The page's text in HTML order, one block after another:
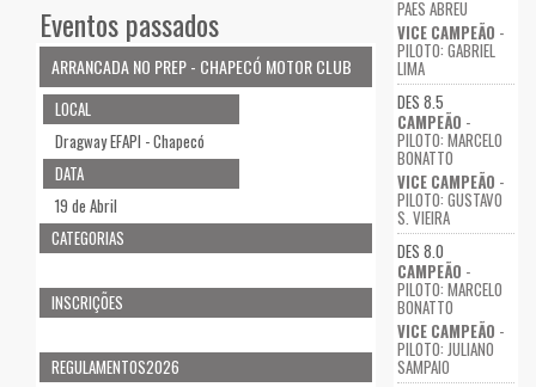
Eventos passados
ARRANCADA NO PREP - CHAPECÓ MOTOR CLUB
LOCAL
Dragway EFAPI - Chapecó
DATA
19 de Abril
CATEGORIAS
INSCRIÇÕES
REGULAMENTOS2026
PAES ABREU
VICE CAMPEÃO -
PILOTO: GABRIEL
LIMA
DES 8.5
CAMPEÃO -
PILOTO: MARCELO
BONATTO
VICE CAMPEÃO -
PILOTO: GUSTAVO
S. VIEIRA
DES 8.0
CAMPEÃO -
PILOTO: MARCELO
BONATTO
VICE CAMPEÃO -
PILOTO: JULIANO
SAMPAIO